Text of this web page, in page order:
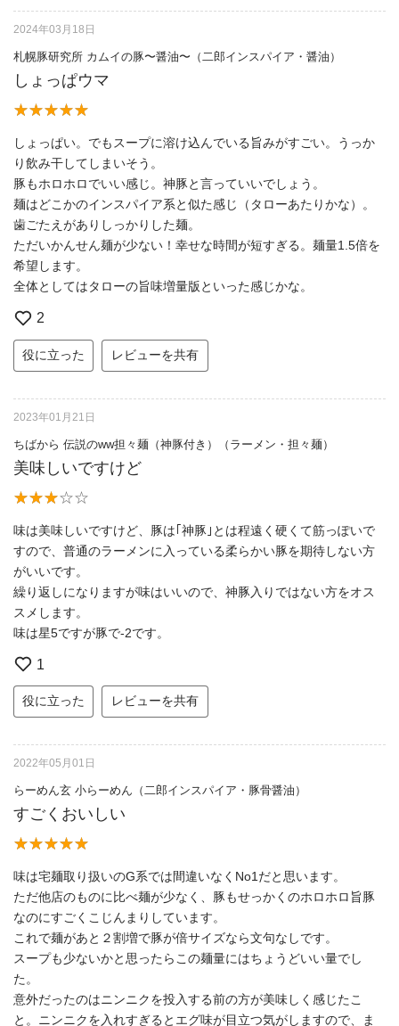
2024年03月18日
札幌豚研究所 カムイの豚〜醤油〜（二郎インスパイア・醤油）
しょっぱウマ
しょっぱい。でもスープに溶け込んでいる旨みがすごい。うっか
り飲み干してしまいそう。
豚もホロホロでいい感じ。神豚と言っていいでしょう。
麺はどこかのインスパイア系と似た感じ（タローあたりかな）。
歯ごたえがありしっかりした麺。
ただいかんせん麺が少ない！幸せな時間が短すぎる。麺量1.5倍を
希望します。
全体としてはタローの旨味増量版といった感じかな。
2
役に立った レビューを共有
2023年01月21日
ちばから 伝説のww担々麺（神豚付き）（ラーメン・担々麺）
美味しいですけど
味は美味しいですけど、豚は｢神豚｣とは程遠く硬くて筋っぽいで
すので、普通のラーメンに入っている柔らかい豚を期待しない方
がいいです。
繰り返しになりますが味はいいので、神豚入りではない方をオス
スメします。
味は星5ですが豚で-2です。
1
役に立った レビューを共有
2022年05月01日
らーめん玄 小らーめん（二郎インスパイア・豚骨醤油）
すごくおいしい
味は宅麺取り扱いのG系では間違いなくNo1だと思います。
ただ他店のものに比べ麺が少なく、豚もせっかくのホロホロ旨豚
なのにすごくこじんまりしています。
これで麺があと２割増で豚が倍サイズなら文句なしです。
スープも少ないかと思ったらこの麺量にはちょうどいい量でし
た。
意外だったのはニンニクを投入する前の方が美味しく感じたこ
と。ニンニクを入れすぎるとエグ味が目立つ気がしますので、ま